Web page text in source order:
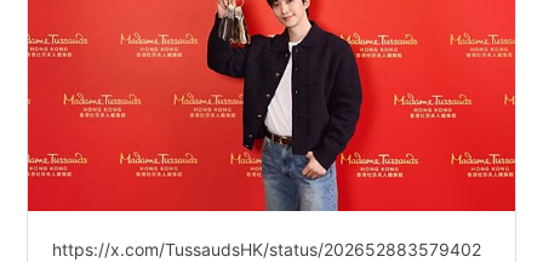
https://x.com/TussaudsHK/status/202652883579402